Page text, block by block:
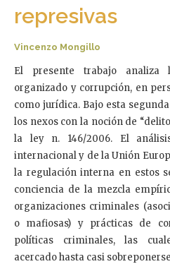
represivas
Vincenzo Mongillo
El presente trabajo
organizado y corrupción, en
como jurídica. Bajo esta
los nexos con la noción de
la ley n. 146/2006. El
internacional y de la Unión
la regulación interna en estos
conciencia de la mezcla
organizaciones criminales
o mafiosas) y prácticas de
políticas criminales, las
acercado hasta casi